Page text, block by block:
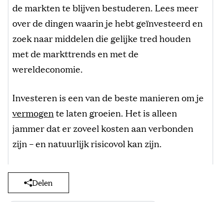
de markten te blijven bestuderen. Lees meer
over de dingen waarin je hebt geïnvesteerd en
zoek naar middelen die gelijke tred houden
met de markttrends en met de
wereldeconomie.
Investeren is een van de beste manieren om je
vermogente laten groeien. Het is alleen
jammer dat er zoveel kosten aan verbonden
zijn – en natuurlijk risicovol kan zijn.
Delen